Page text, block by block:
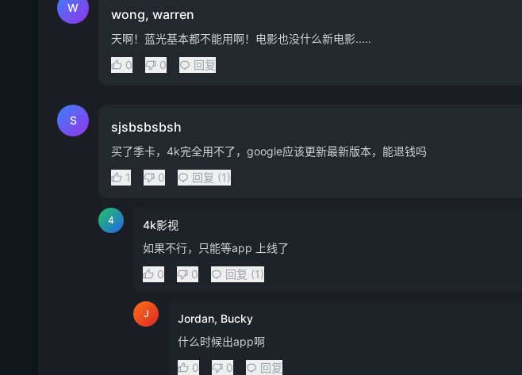
W wong, warren
天啊！蓝光基本都不能用啊！电影也没什么新电影.....
0
0 回复
S sjsbsbsbsh
买了季卡，4k完全用不了，google应该更新最新版本，能退钱吗
1
0 回复 (1)
4 4k影视
如果不行，只能等app 上线了
0
0 回复 (1)
J Jordan, Bucky
什么时候出app啊
0
0 回复